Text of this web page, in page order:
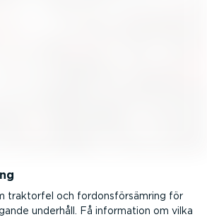
traktorfel och fordons­för­sämring för
underhåll. Få information om vilka